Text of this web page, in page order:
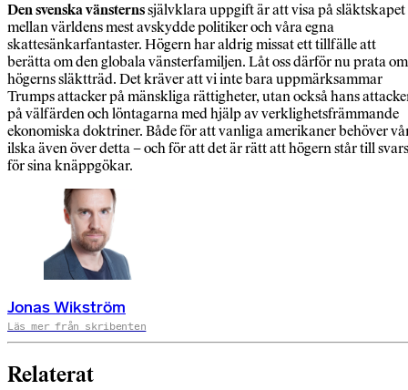
Den svenska vänsternssjälvklara uppgift är att visa på släktskapet
mellan världens mest avskydde politiker och våra egna
skattesänkarfantaster. Högern har aldrig missat ett tillfälle att
berätta om den globala vänsterfamiljen. Låt oss därför nu prata om
högerns släktträd. Det kräver att vi inte bara uppmärksammar
Trumps attacker på mänskliga rättigheter, utan också hans
på välfärden och löntagarna med hjälp av verklighetsfrämmande
ekonomiska doktriner. Både för att vanliga amerikaner behöver
ilska även över detta – och för att det är rätt att högern står till svars
för sina knäppgökar.
Jonas Wikström
Läs mer från skribenten
Relaterat